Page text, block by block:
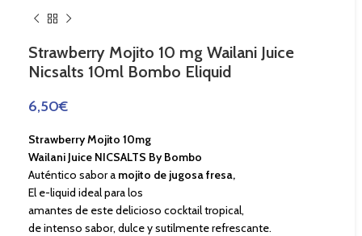
Strawberry Mojito 10 mg Wailani Juice
Nicsalts 10ml Bombo Eliquid
6,50€
Strawberry Mojito 10mg
Wailani Juice NICSALTS By Bombo
Auténtico sabor a mojito de jugosa fresa,
El e-liquid ideal para los
amantes de este delicioso cocktail tropical,
de intenso sabor, dulce y sutilmente refrescante.